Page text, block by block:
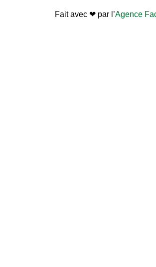
Fait avec ❤ par l’Agence